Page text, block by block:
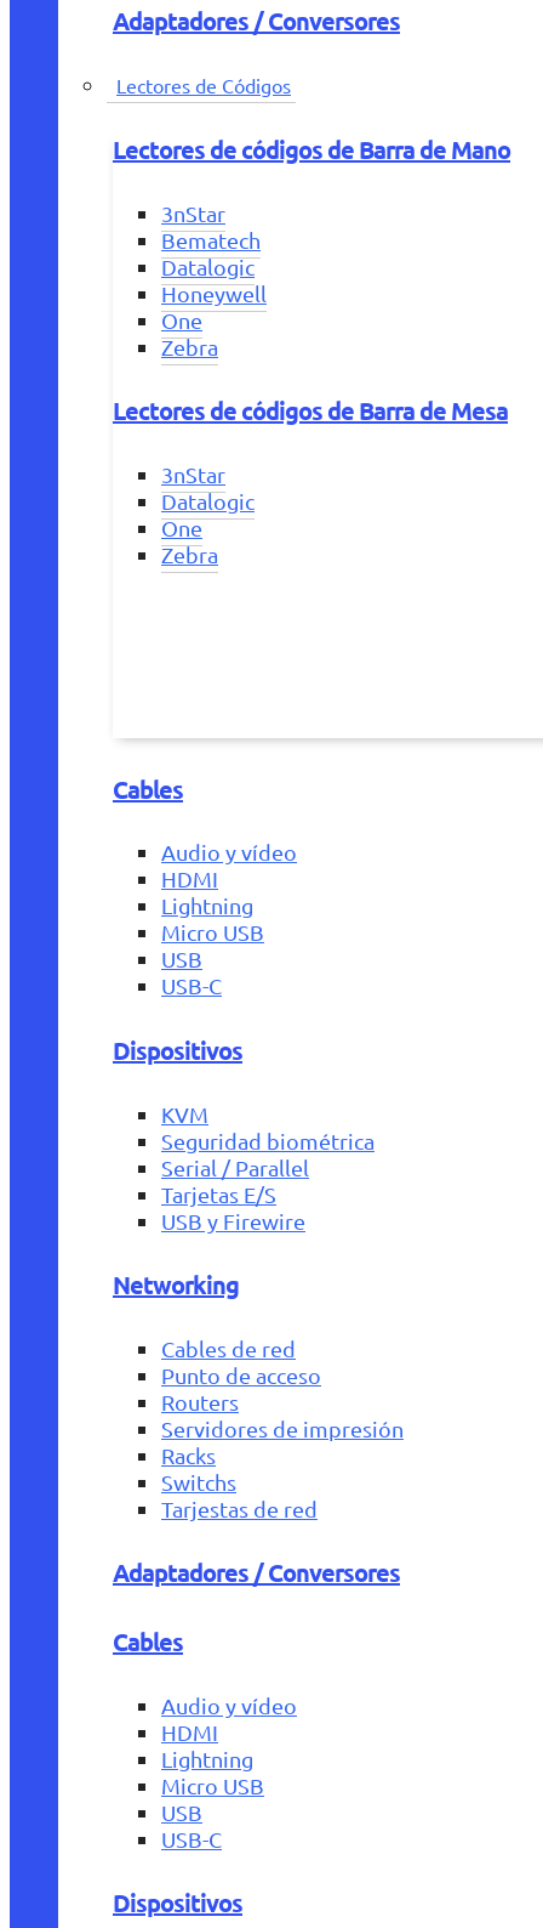
Adaptadores / Conversores
Lectores de Códigos
Lectores de códigos de Barra de Mano
3nStar
Bematech
Datalogic
Honeywell
One
Zebra
Lectores de códigos de Barra de Mesa
3nStar
Datalogic
One
Zebra
Cables
Audio y vídeo
HDMI
Lightning
Micro USB
USB
USB-C
Dispositivos
KVM
Seguridad biométrica
Serial / Parallel
Tarjetas E/S
USB y Firewire
Networking
Cables de red
Punto de acceso
Routers
Servidores de impresión
Racks
Switchs
Tarjestas de red
Adaptadores / Conversores
Cables
Audio y vídeo
HDMI
Lightning
Micro USB
USB
USB-C
Dispositivos